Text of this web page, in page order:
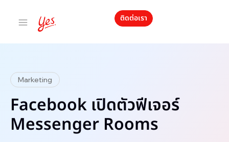
ติดต่อเรา
Marketing
Facebook เปิดตัวฟีเจอร์
Messenger Rooms